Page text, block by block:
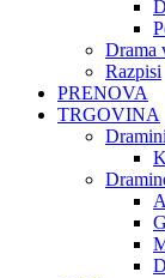
Drama
Razpisi
PRENOVA
TRGOVINA